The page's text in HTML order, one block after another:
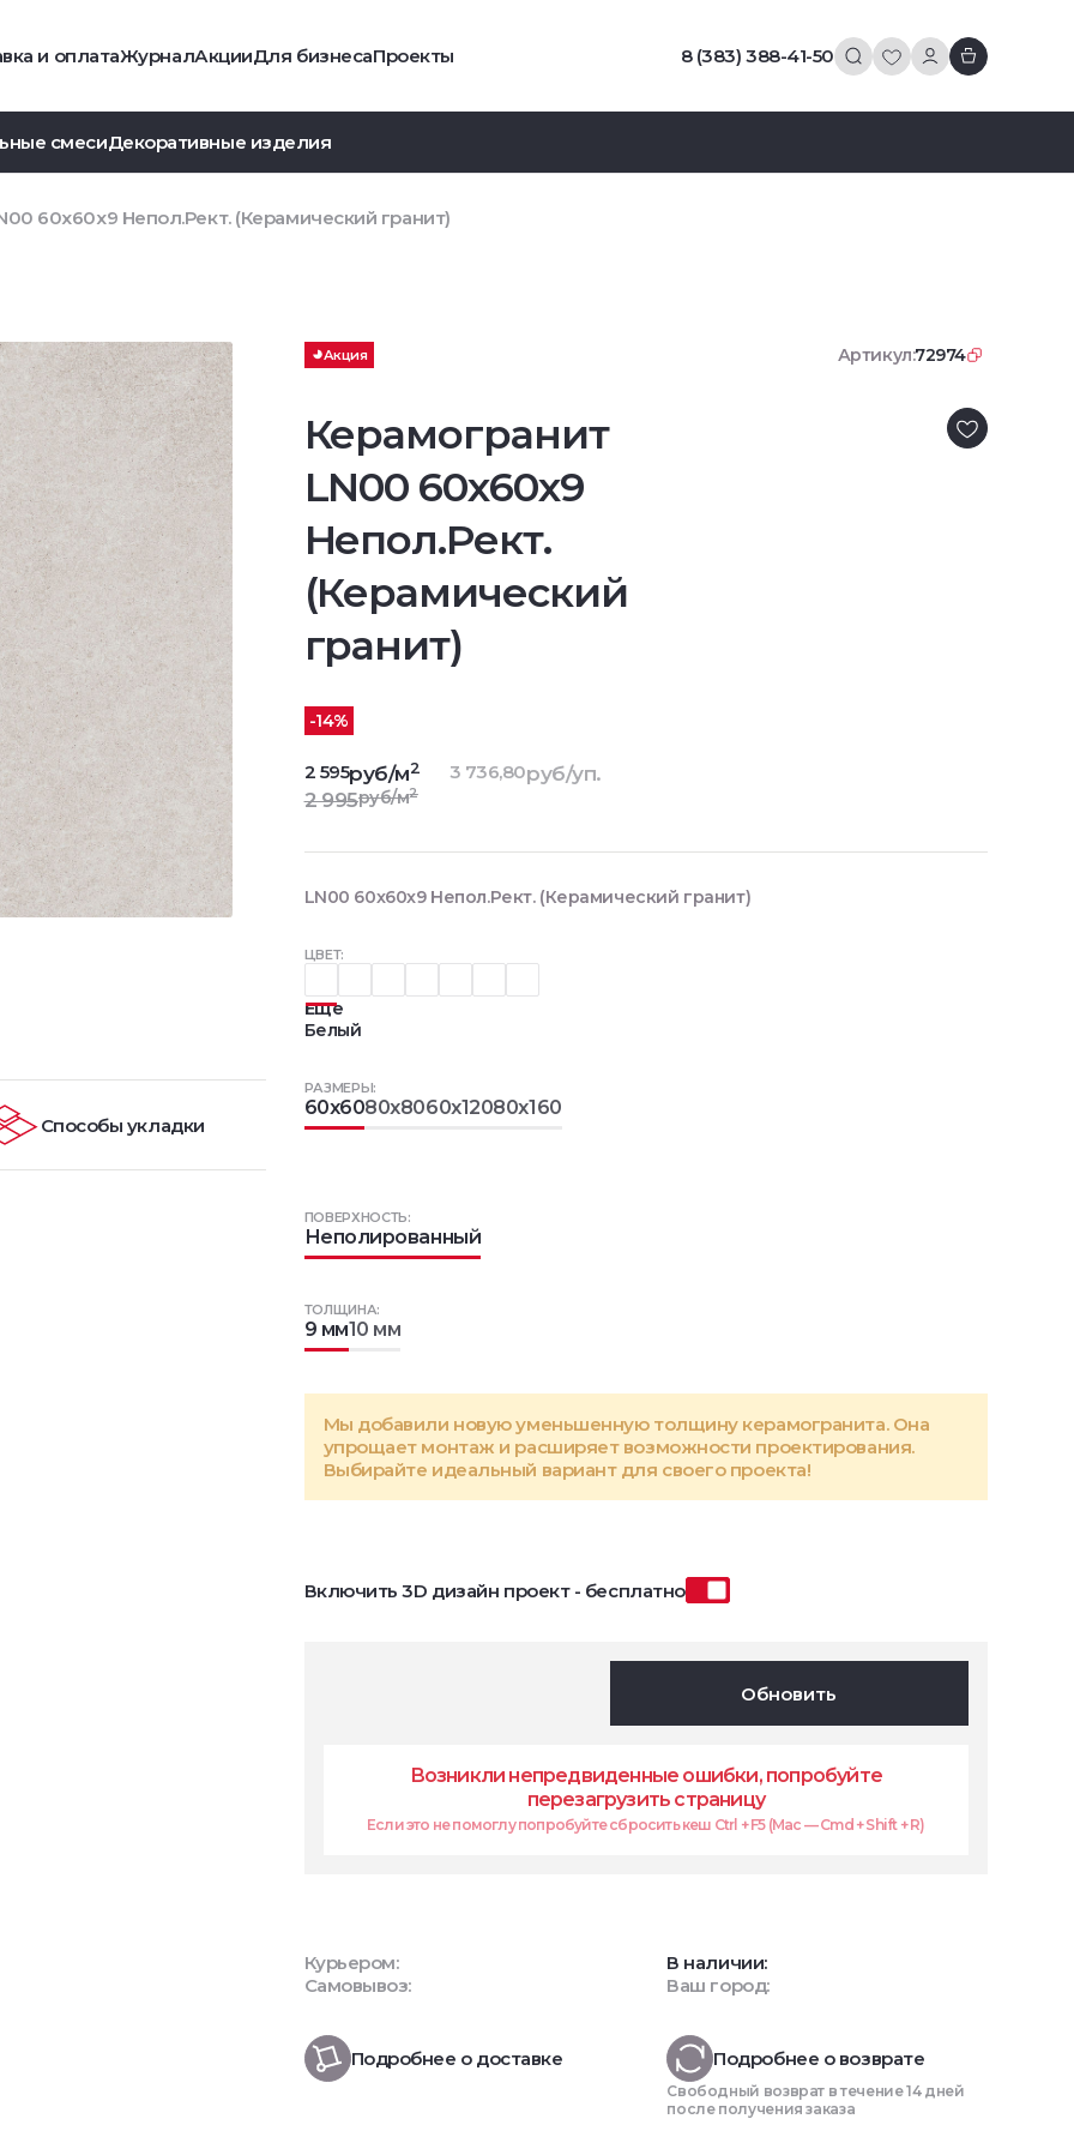
и оплатаЖурналАкцииДля бизнесаПроекты 8 (383) 388-41-50
смесиДекоративные изделия
60x60x9 Непол.Рект. (Керамический гранит)
Акция Артикул:72974
Керамогранит
LN00 60x60x9
Непол.Рект.
(Керамический
гранит)
ЦВЕТ:
Еще
Белый
РАЗМЕРЫ:
60x6080x8060x12080x160
ТОЛЩИНА:
9 мм10 мм
ПОВЕРХНОСТЬ:
Неполированный
Мы добавили новую уменьшенную толщину керамогранита. Она
упрощает монтаж и расширяет возможности проектирования.
Выбирайте идеальный вариант для своего проекта!
Включить 3D дизайн проект - бесплатно
-14%
2 595руб/м2
2 995руб/м2
3 736,80руб/уп.
Обновить
Возникли непредвиденные ошибки, попробуйте
перезагрузить страницу
Если это не помоглу попробуйте сбросить кеш Ctrl + F5 (Mac — Cmd + Shift + R)
Курьером:
Самовывоз:
В наличии:
Ваш город:
Подробнее о доставке Подробнее о возврате
Свободный возврат в течение 14 дней
после получения заказа
LN00 60x60x9 Непол.Рект. (Керамический гранит)
Способы укладки